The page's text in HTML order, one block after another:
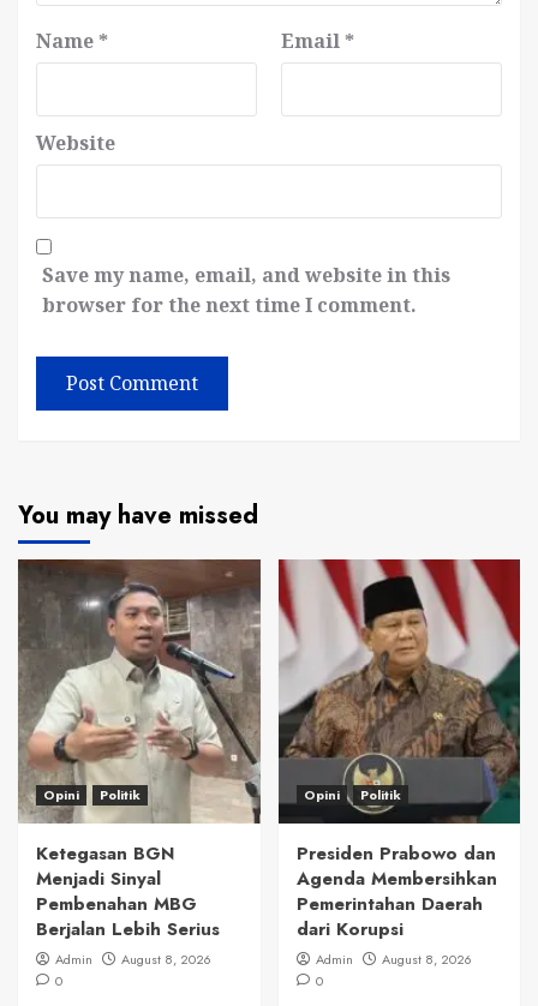
Name * Email *
Website
Save my name, email, and website in this
browser for the next time I comment.
You may have missed
Opini Politik
Ketegasan BGN
Menjadi Sinyal
Pembenahan MBG
Berjalan Lebih Serius
Admin
August 8, 2026
0
Opini Politik
Presiden Prabowo dan
Agenda Membersihkan
Pemerintahan Daerah
dari Korupsi
Admin
August 8, 2026
0